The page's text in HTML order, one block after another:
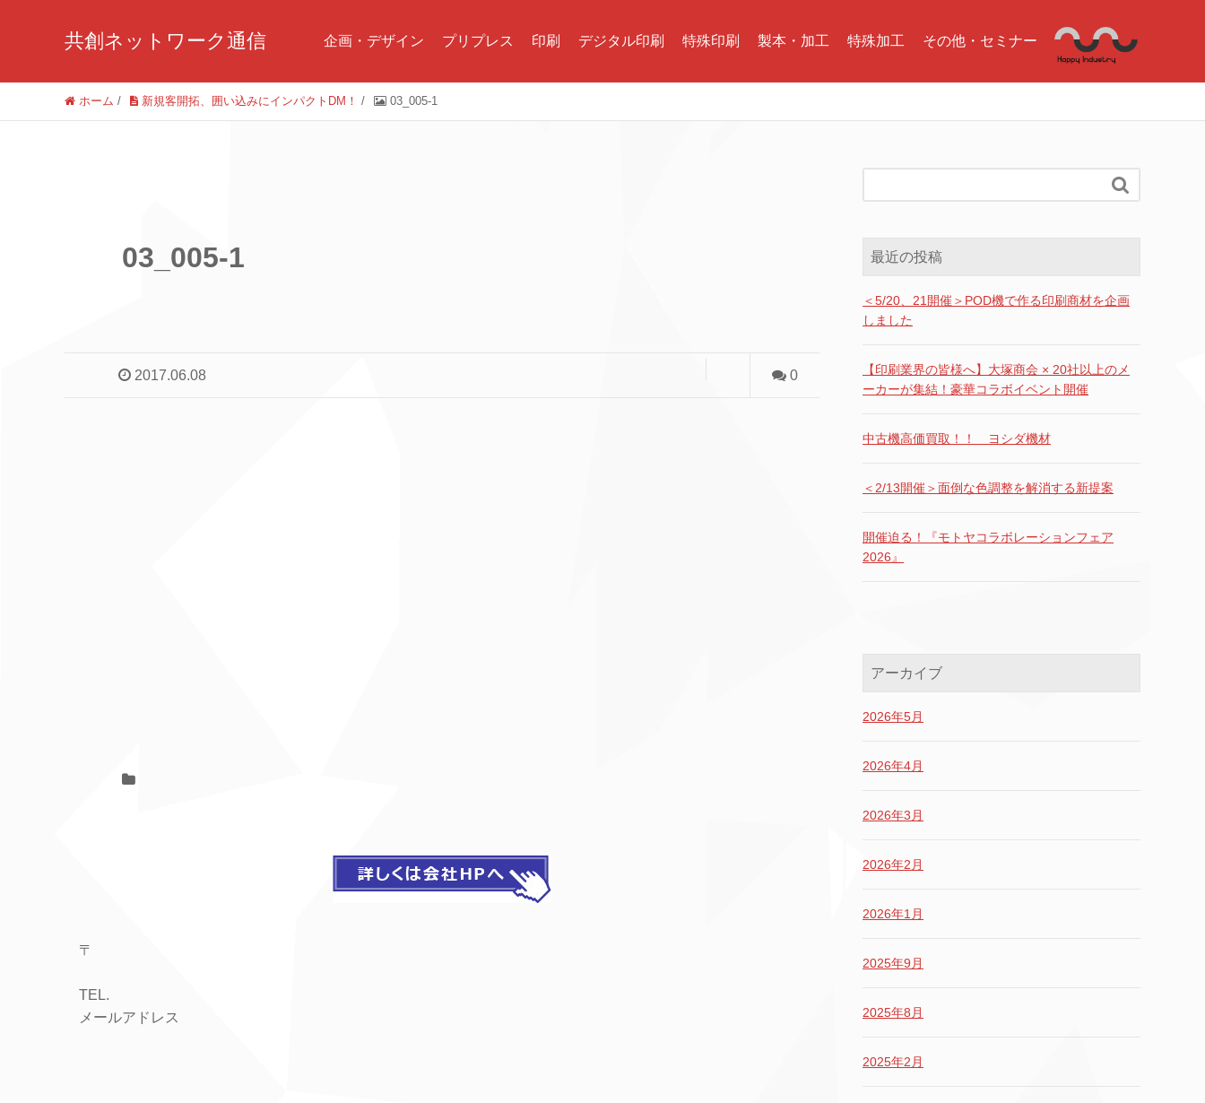
共創ネットワーク通信 企画・デザイン プリプレス 印刷 デジタル印刷 特殊印刷 製本・加工 特殊加工 その他・セミナー
ホーム / 新規客開拓、囲い込みにインパクトDM！ / 03_005-1
03_005-1
2017.06.08 0
〒
TEL.
メールアドレス

最近の投稿
＜5/20、21開催＞POD機で作る印刷商材を企画
しました
【印刷業界の皆様へ】大塚商会 × 20社以上のメ
ーカーが集結！豪華コラボイベント開催
中古機高価買取！！ ヨシダ機材
＜2/13開催＞面倒な色調整を解消する新提案
開催迫る！『モトヤコラボレーションフェア
2026』
アーカイブ
2026年5月
2026年4月
2026年3月
2026年2月
2026年1月
2025年9月
2025年8月
2025年2月